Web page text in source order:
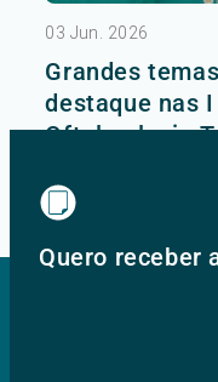
03 Jun. 2026
Grandes
destaque nas
Oftalmologia
Quero receber